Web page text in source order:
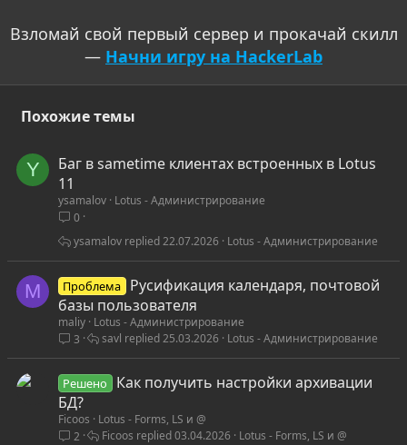
Взломай свой первый сервер и прокачай скилл
— Начни игру на HackerLab
Похожие темы
Y
Баг в sametime клиентах встроенных в Lotus
11
ysamalov Lotus - Администрирование
0
Lotus - Администрирование
22.07.2026
ysamalov
M Проблема
Русификация календаря, почтовой
базы пользователя
maliy Lotus - Администрирование
3
Lotus - Администрирование
25.03.2026
savl
Решено
Как получить настройки архивации
БД?
Ficoos
Lotus - Forms, LS и @
2
Lotus - Forms, LS и @
03.04.2026
Ficoos